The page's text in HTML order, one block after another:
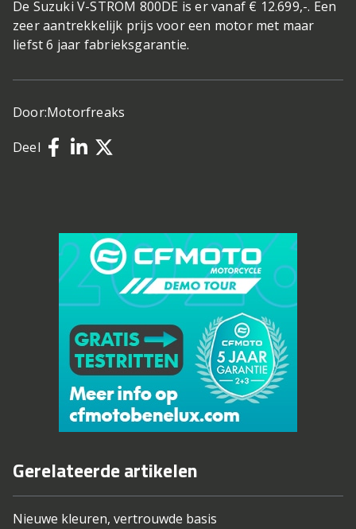
De Suzuki V-STROM 800DE is er vanaf € 12.699,-. Een
zeer aantrekkelijk prijs voor een motor met maar
liefst 6 jaar fabrieksgarantie.
Door:Motorfreaks
Deel
Gerelateerde artikelen
Nieuwe kleuren, vertrouwde basis